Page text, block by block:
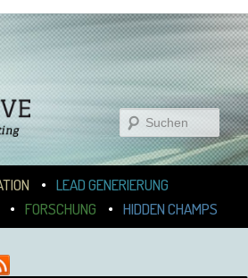
Suchen
WECHSELNLEAD GENERIERUNG
FORSCHUNG HIDDEN CHAMPS